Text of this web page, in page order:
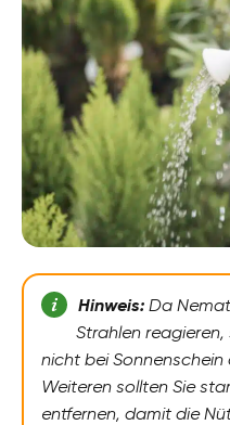
Hinweis: Da
Strahlen
nicht bei
Weiteren sollten Sie
entfernen, damit die